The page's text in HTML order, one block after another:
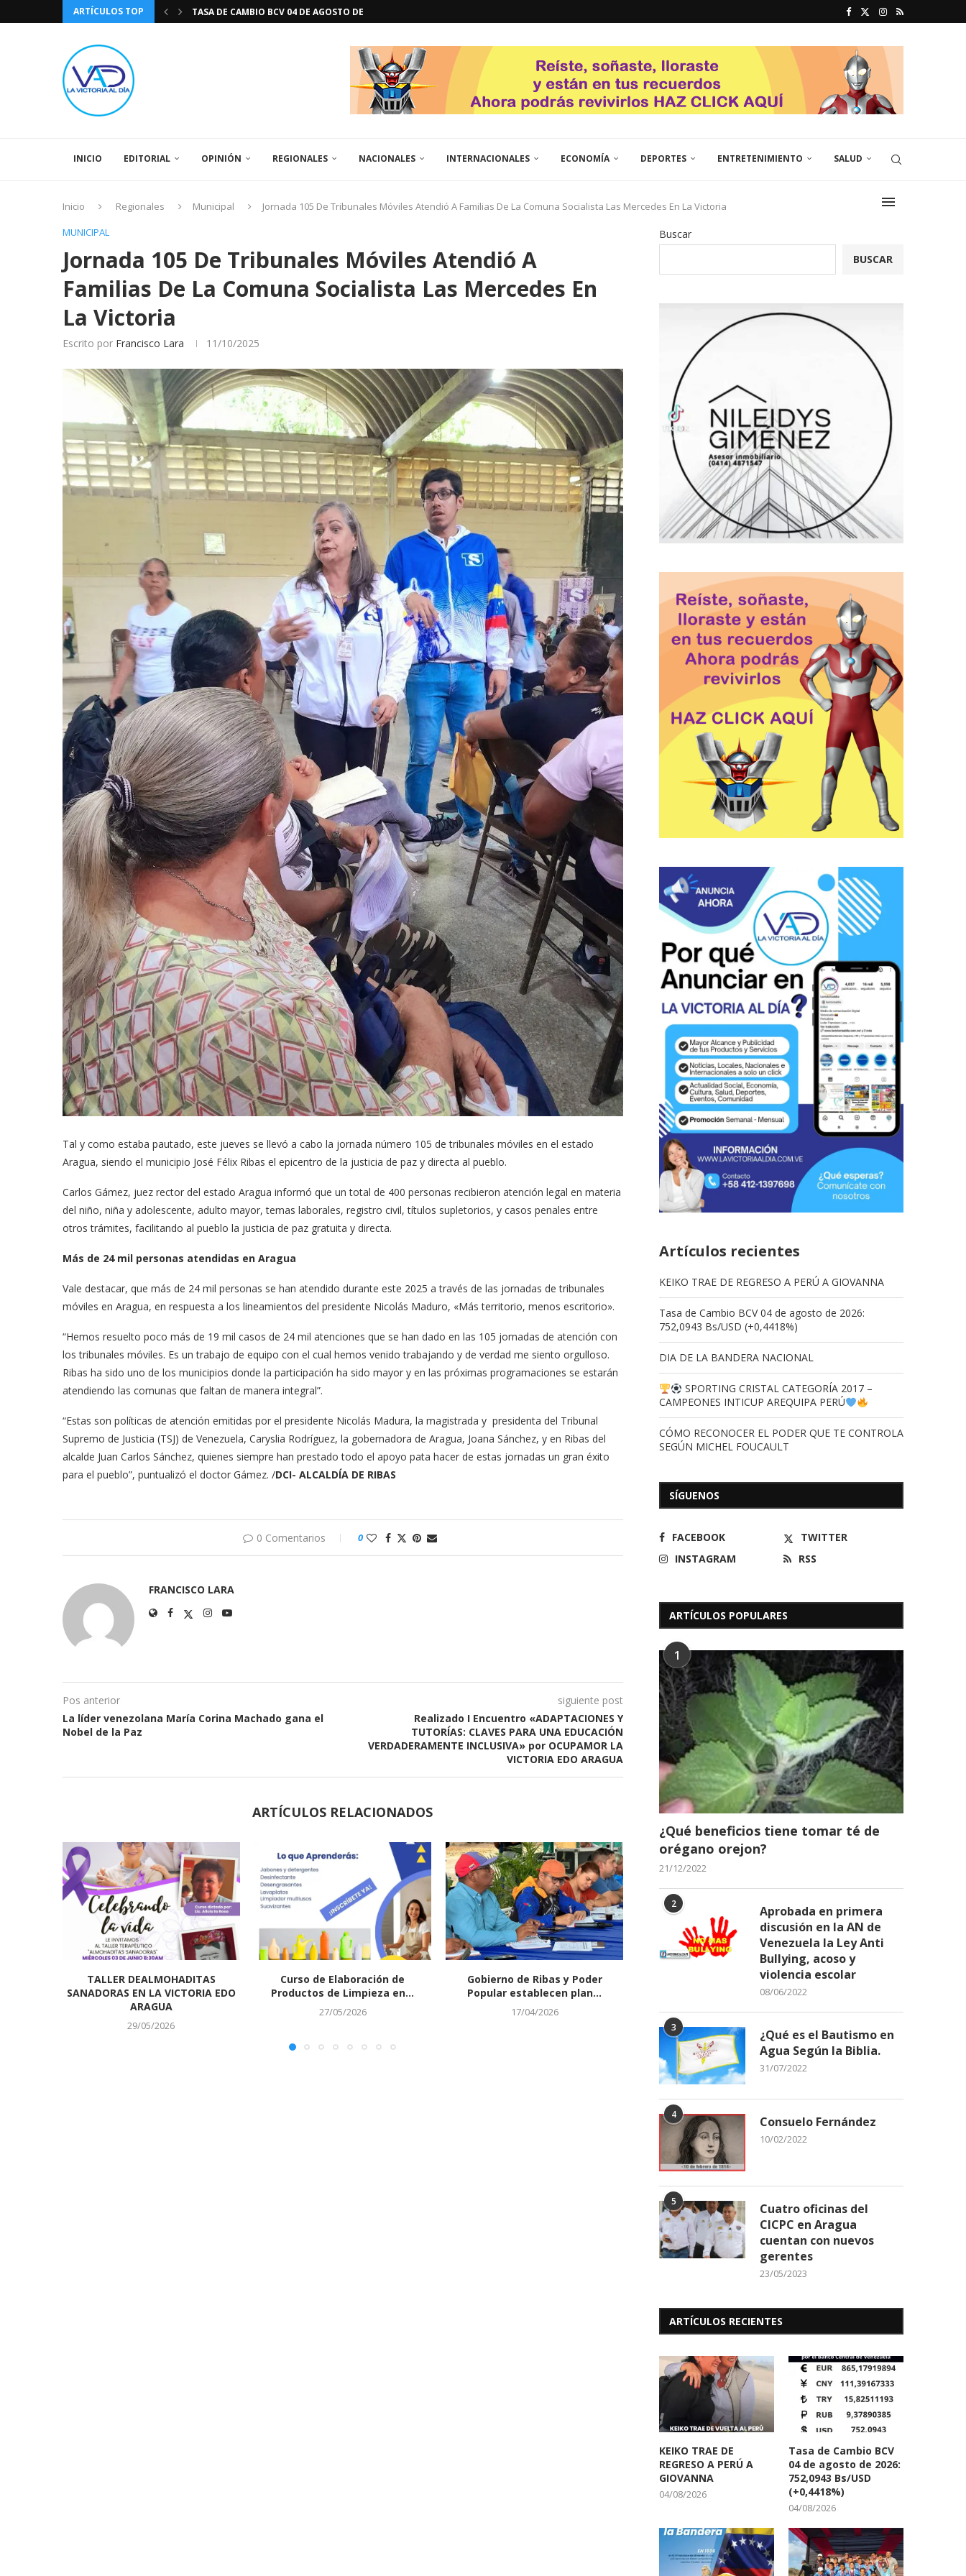
ARTÍCULOS TOP
TASA DE CAMBIO BCV 04 DE AGOSTO DE...
INICIO EDITORIAL OPINIÓN REGIONALES NACIONALES INTERNACIONALES ECONOMÍA DEPORTES ENTRETENIMIENTO SALUD
Inicio Regionales Municipal
Jornada 105 De Tribunales Móviles Atendió A Familias De La Comuna Socialista Las Mercedes En La Victoria
MUNICIPAL
Jornada 105 De Tribunales Móviles Atendió A
Familias De La Comuna Socialista Las Mercedes En
La Victoria
Escrito por Francisco Lara 11/10/2025
Tal y como estaba pautado, este jueves se llevó a cabo la jornada número 105 de tribunales móviles en el estado
Aragua, siendo el municipio José Félix Ribas el epicentro de la justicia de paz y directa al pueblo.
Carlos Gámez, juez rector del estado Aragua informó que un total de 400 personas recibieron atención legal en materia
del niño, niña y adolescente, adulto mayor, temas laborales, registro civil, títulos supletorios, y casos penales entre
otros trámites, facilitando al pueblo la justicia de paz gratuita y directa.
Más de 24 mil personas atendidas en Aragua
Vale destacar, que más de 24 mil personas se han atendido durante este 2025 a través de las jornadas de tribunales
móviles en Aragua, en respuesta a los lineamientos del presidente Nicolás Maduro, «Más territorio, menos escritorio».
“Hemos resuelto poco más de 19 mil casos de 24 mil atenciones que se han dado en las 105 jornadas de atención con
los tribunales móviles. Es un trabajo de equipo con el cual hemos venido trabajando y de verdad me siento orgulloso.
Ribas ha sido uno de los municipios donde la participación ha sido mayor y en las próximas programaciones se estarán
atendiendo las comunas que faltan de manera integral”.
“Estas son políticas de atención emitidas por el presidente Nicolás Madura, la magistrada y presidenta del Tribunal
Supremo de Justicia (TSJ) de Venezuela, Caryslia Rodríguez, la gobernadora de Aragua, Joana Sánchez, y en Ribas del
alcalde Juan Carlos Sánchez, quienes siempre han prestado todo el apoyo pata hacer de estas jornadas un gran éxito
para el pueblo”, puntualizó el doctor Gámez. /DCI- ALCALDÍA DE RIBAS
0 Comentarios 0
FRANCISCO LARA
Pos anterior
La líder venezolana María Corina Machado gana el
Nobel de la Paz
siguiente post
Realizado I Encuentro «ADAPTACIONES Y
TUTORÍAS: CLAVES PARA UNA EDUCACIÓN
VERDADERAMENTE INCLUSIVA» por OCUPAMOR LA
VICTORIA EDO ARAGUA
ARTÍCULOS RELACIONADOS
TALLER DEALMOHADITAS
SANADORAS EN LA VICTORIA EDO
ARAGUA
29/05/2026
Curso de Elaboración de
Productos de Limpieza en...
27/05/2026
Gobierno de Ribas y Poder
Popular establecen plan...
17/04/2026
Alcalde de Ribas sostuvo
encuentro estratégico con
11/04/2026
EL CONSEJO ÚLTIMA
11/04/2026
Buscar
BUSCAR
Artículos recientes
KEIKO TRAE DE REGRESO A PERÚ A GIOVANNA
Tasa de Cambio BCV 04 de agosto de 2026:
752,0943 Bs/USD (+0,4418%)
DIA DE LA BANDERA NACIONAL
SPORTING CRISTAL CATEGORÍA 2017 –
CAMPEONES INTICUP AREQUIPA PERÚ
CÓMO RECONOCER EL PODER QUE TE CONTROLA
SEGÚN MICHEL FOUCAULT
SÍGUENOS
FACEBOOK
TWITTER
INSTAGRAM
RSS
ARTÍCULOS POPULARES
1
¿Qué beneficios tiene tomar té de
orégano orejon?
21/12/2022
2
Aprobada en primera
discusión en la AN de
Venezuela la Ley Anti
Bullying, acoso y
violencia escolar
08/06/2022
3
¿Qué es el Bautismo en
Agua Según la Biblia.
31/07/2022
4 Consuelo Fernández
10/02/2022
5
Cuatro oficinas del
CICPC en Aragua
cuentan con nuevos
gerentes
23/05/2023
ARTÍCULOS RECIENTES
KEIKO TRAE DE
REGRESO A PERÚ A
GIOVANNA
04/08/2026
Tasa de Cambio BCV
04 de agosto de 2026:
752,0943 Bs/USD
(+0,4418%)
04/08/2026